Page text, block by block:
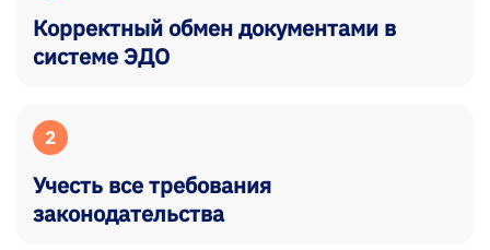
Корректный обмен документами в
системе ЭДО
2
Учесть все требования
законодательства